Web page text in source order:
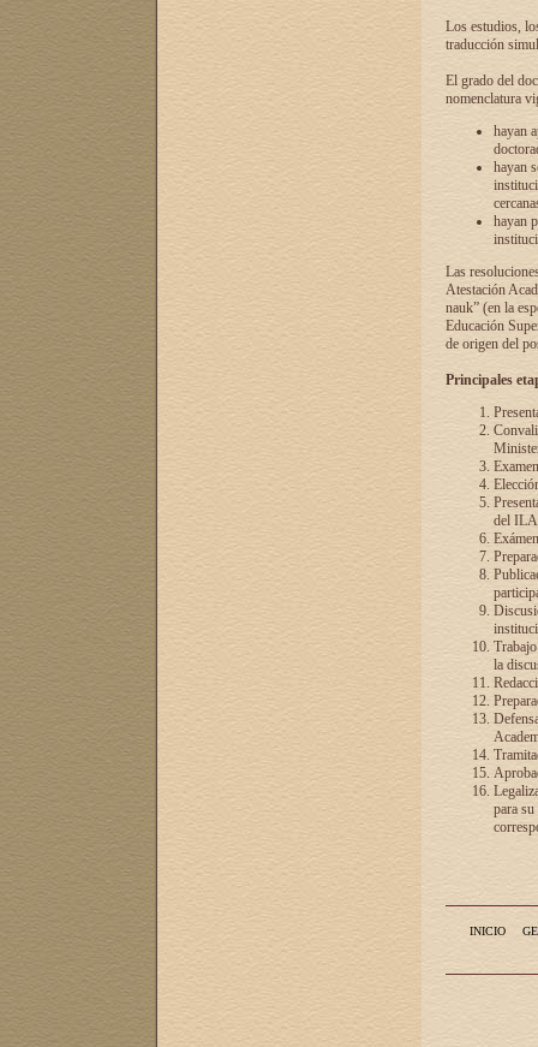
Los estudios,
traducción
El grado del
nomenclatura
hayan
hayan
hayan
Las
Atestación
nauk” (en la
Educación
de origen del
Principales
del
la
para
INICIO